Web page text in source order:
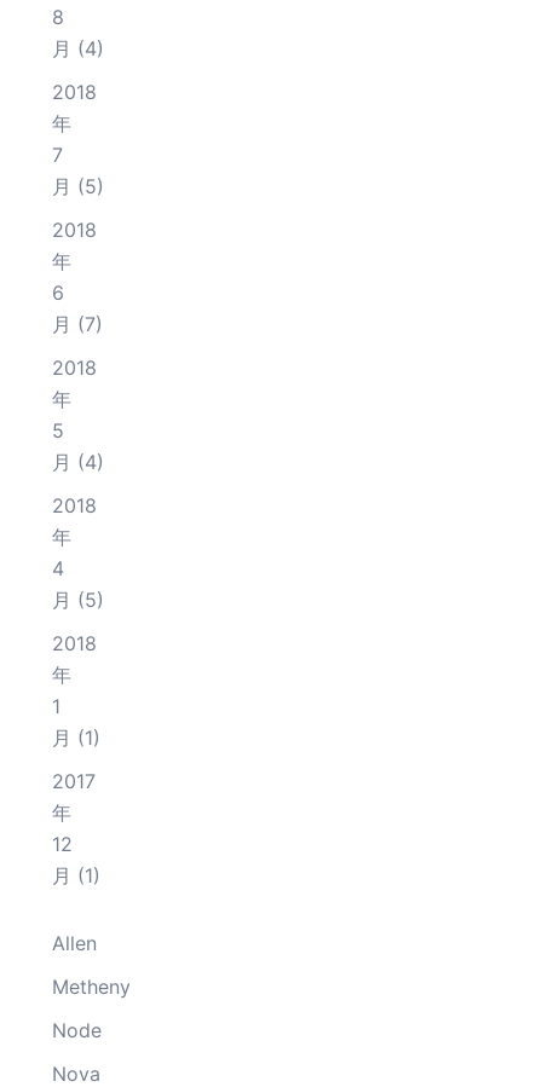
8
月 (4)
2018
年
7
月 (5)
2018
年
6
月 (7)
2018
年
5
月 (4)
2018
年
4
月 (5)
2018
年
1
月 (1)
2017
年
12
月 (1)
Allen
Metheny
Node
Nova